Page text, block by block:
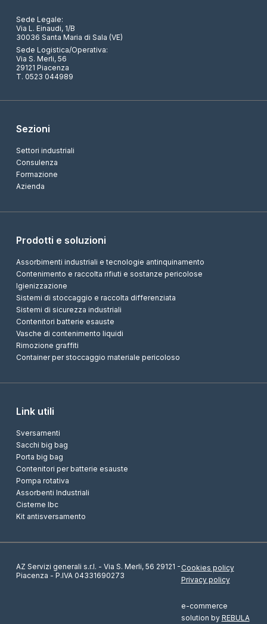
Sede Legale:
Via L. Einaudi, 1/B
30036 Santa Maria di Sala (VE)
Sede Logistica/Operativa:
Via S. Merli, 56
29121 Piacenza
T. 0523 044989
Sezioni
Settori industriali
Consulenza
Formazione
Azienda
Prodotti e soluzioni
Assorbimenti industriali e tecnologie antinquinamento
Contenimento e raccolta rifiuti e sostanze pericolose
Igienizzazione
Sistemi di stoccaggio e raccolta differenziata
Sistemi di sicurezza industriali
Contenitori batterie esauste
Vasche di contenimento liquidi
Rimozione graffiti
Container per stoccaggio materiale pericoloso
Link utili
Sversamenti
Sacchi big bag
Porta big bag
Contenitori per batterie esauste
Pompa rotativa
Assorbenti Industriali
Cisterne Ibc
Kit antisversamento
AZ Servizi generali s.r.l. - Via S. Merli, 56 29121 -
Piacenza - P.IVA 04331690273
Cookies policy
Privacy policy
e-commerce
solution by REBULA